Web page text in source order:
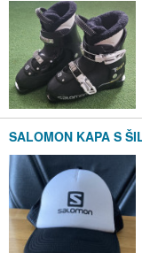
SALOMON KAPA S